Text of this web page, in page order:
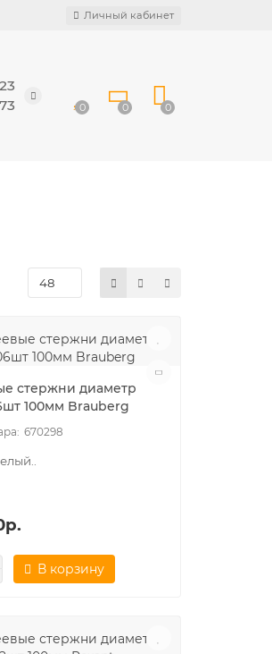
Личный кабинет
0 0 0
стержни диаметр
100мм Brauberg
670298
В корзину